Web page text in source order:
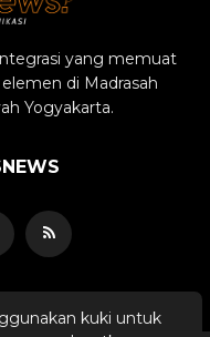
kuki untuk
yang memuat
di Madrasah
Yogyakarta.